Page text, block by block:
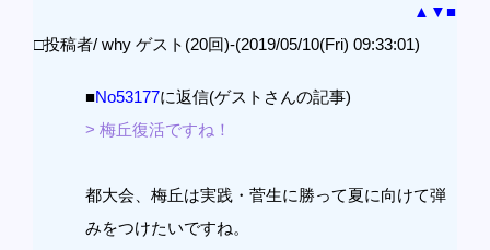
▲ ▼■
□投稿者/ why ゲスト(20回)-(2019/05/10(Fri) 09:33:01)
■No53177に返信(ゲストさんの記事)
> 梅丘復活ですね！
都大会、梅丘は実践・菅生に勝って夏に向けて弾
みをつけたいですね。